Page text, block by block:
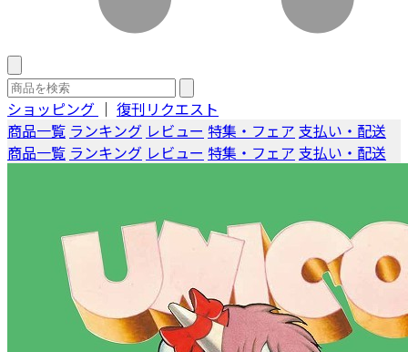
ショッピング ｜ 復刊リクエスト
商品一覧 ランキング レビュー 特集・フェア 支払い・配送
商品一覧 ランキング レビュー 特集・フェア 支払い・配送